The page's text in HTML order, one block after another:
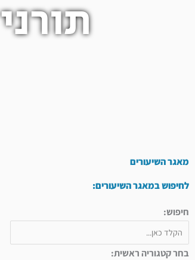
תורני
מאגר השיעורים
לחיפוש במאגר השיעורים:
חיפוש:
בחר קטגוריה ראשית: